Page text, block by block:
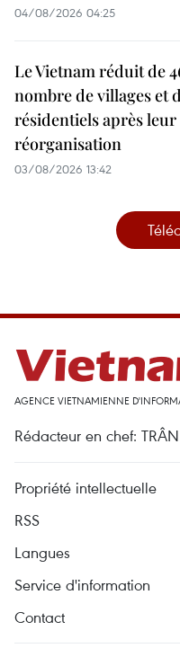
04/08/2026 04:25
Le Vietnam réduit de
nombre de villages et
résidentiels après leur
réorganisation
03/08/2026 13:42
AGENCE VIETNAMIENNE
Rédacteur en chef:
Propriété intellectuelle
RSS
Langues
Service d'information
Contact